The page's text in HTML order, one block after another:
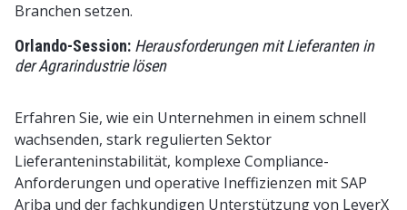
Branchen setzen.
Orlando-Session: Herausforderungen mit Lieferanten in
der Agrarindustrie lösen
Erfahren Sie, wie ein Unternehmen in einem schnell
wachsenden, stark regulierten Sektor
Lieferanteninstabilität, komplexe Compliance-
Anforderungen und operative Ineffizienzen mit SAP
Ariba und der fachkundigen Unterstützung von LeverX